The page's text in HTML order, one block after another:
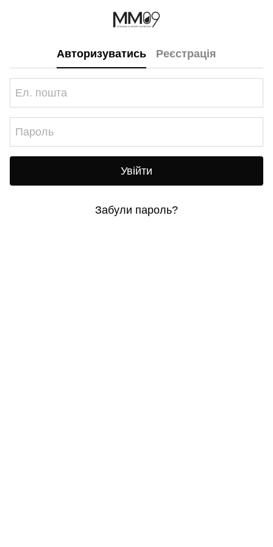
Авторизуватись Реєстрація
Увійти
Забули пароль?